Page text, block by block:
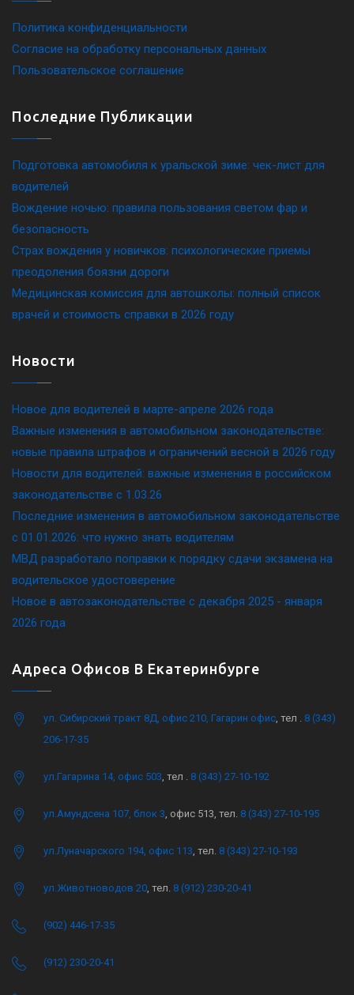
Политика конфиденциальности
Согласие на обработку персональных данных
Пользовательское соглашение
Последние Публикации
Подготовка автомобиля к уральской зиме: чек-лист для
водителей
Вождение ночью: правила пользования светом фар и
безопасность
Страх вождения у новичков: психологические приемы
преодоления боязни дороги
Медицинская комиссия для автошколы: полный список
врачей и стоимость справки в 2026 году
Новости
Новое для водителей в марте-апреле 2026 года
Важные изменения в автомобильном законодательстве:
новые правила штрафов и ограничений весной в 2026 году
Новости для водителей: важные изменения в российском
законодательстве c 1.03.26
Последние изменения в автомобильном законодательстве
c 01.01.2026: что нужно знать водителям
МВД разработало поправки к порядку сдачи экзамена на
водительское удостоверение
Новое в автозаконодательстве с декабря 2025 - января
2026 года
Адреса Офисов В Екатеринбурге
ул. Сибирский тракт 8Д, офис 210, Гагарин офис , тел . 8 (343)
206-17-35
ул.Гагарина 14, офис 503 , тел . 8 (343) 27-10-192
ул.Амундсена 107, блок 3 , офис 513, тел. 8 (343) 27-10-195
ул.Луначарского 194, офис 113 , тел. 8 (343) 27-10-193
ул.Животноводов 20 , тел. 8 (912) 230-20-41
(902) 446-17-35
(912) 230-20-41